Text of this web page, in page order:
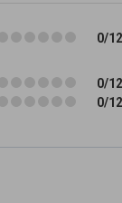
0/12
0/12
0/12